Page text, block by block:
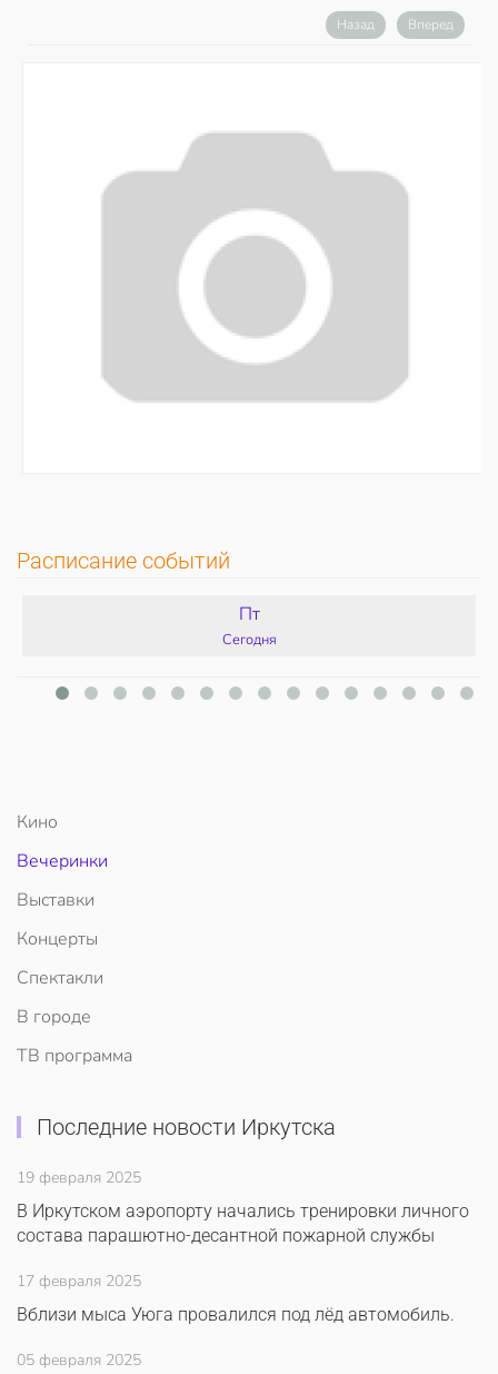
Назад Вперед
Расписание событий
Пт
Сегодня
Кино
Вечеринки
Выставки
Концерты
Спектакли
В городе
ТВ программа
Последние новости Иркутска
19 февраля 2025
В Иркутском аэропорту начались тренировки личного
состава парашютно-десантной пожарной службы
17 февраля 2025
Вблизи мыса Уюга провалился под лёд автомобиль.
05 февраля 2025